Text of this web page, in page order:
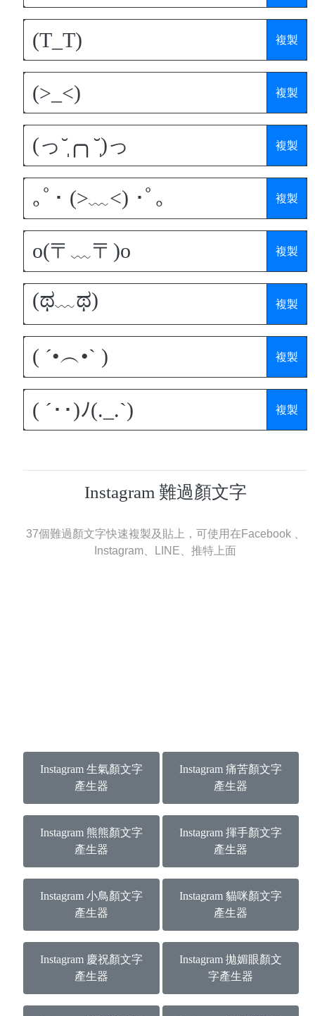
複製
複製
複製
複製
複製
複製
複製
複製
Instagram 難過顏文字
37個難過顏文字快速複製及貼上，可使用在Facebook 、
Instagram、LINE、推特上面
Instagram 生氣顏文字
產生器
Instagram 痛苦顏文字
產生器
Instagram 熊熊顏文字
產生器
Instagram 揮手顏文字
產生器
Instagram 小鳥顏文字
產生器
Instagram 貓咪顏文字
產生器
Instagram 慶祝顏文字
產生器
Instagram 拋媚眼顏文
字產生器